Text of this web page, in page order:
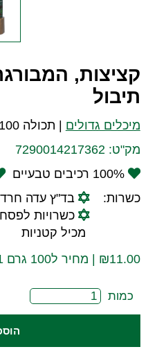
קציצות,
תיבול
מיכלים גדולים
תכולה 100 גרם
מק"ט: 7290014217362
100% רכיבים טבעיים
כשרות:
בד"ץ עדה
כשרויות
מכיל קטניות
₪11.00 | מחיר ל100 גרם ₪11
כמות